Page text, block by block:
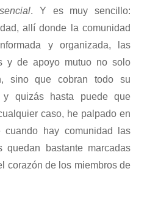
. Y es muy sencillo:
allí donde la comunidad
y organizada, las
y de apoyo mutuo no solo
sino que cobran todo su
quizás hasta puede que
caso, he palpado en
cuando hay comunidad las
quedan bastante marcadas
corazón de los miembros de